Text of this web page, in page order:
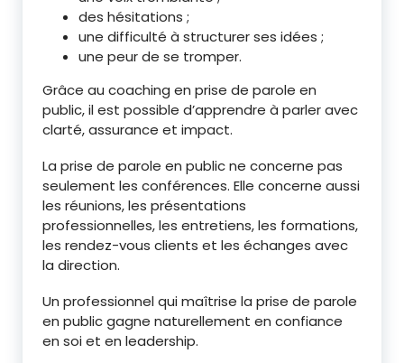
des hésitations ;
une difficulté à structurer ses idées ;
une peur de se tromper.
Grâce au coaching en prise de parole en
public, il est possible d’apprendre à parler avec
clarté, assurance et impact.
La prise de parole en public ne concerne pas
seulement les conférences. Elle concerne aussi
les réunions, les présentations
professionnelles, les entretiens, les formations,
les rendez-vous clients et les échanges avec
la direction.
Un professionnel qui maîtrise la prise de parole
en public gagne naturellement en confiance
en soi et en leadership.